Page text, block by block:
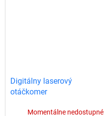
Digitálny laserový
otáčkomer
Momentálne nedostupné